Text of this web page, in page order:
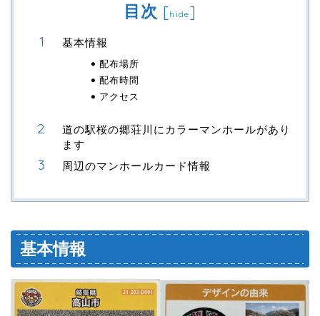
目次 [hide]
基本情報
配布場所
配布時間
アクセス
道の駅桜の郷荘川にカラーマンホールがあり
ます
周辺のマンホールカード情報
基本情報